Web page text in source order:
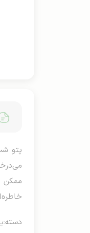
ممکن
دسته: